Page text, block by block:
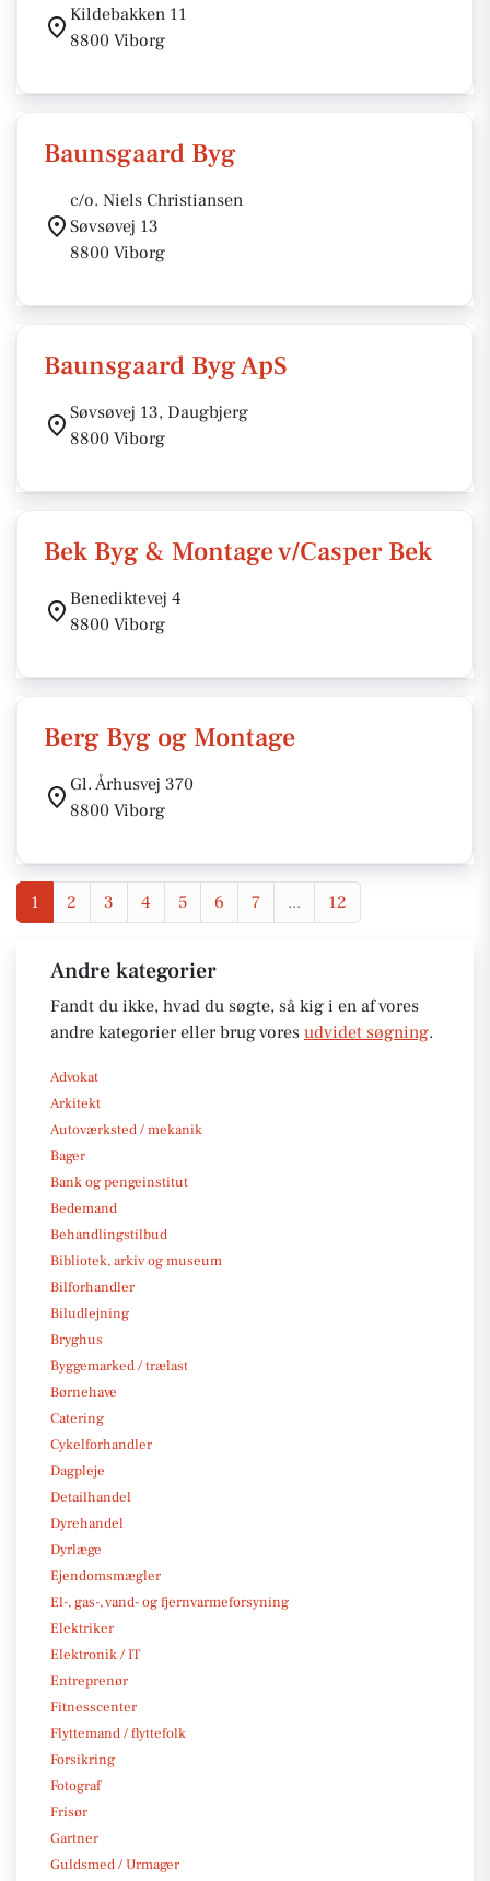
Kildebakken 11
8800 Viborg
Baunsgaard Byg
c/o. Niels Christiansen
Søvsøvej 13
8800 Viborg
Baunsgaard Byg ApS
Søvsøvej 13, Daugbjerg
8800 Viborg
Bek Byg & Montage v/Casper Bek
Benediktevej 4
8800 Viborg
Berg Byg og Montage
Gl. Århusvej 370
8800 Viborg
1 2 3 4 5 6 7 ... 12
Andre kategorier
Fandt du ikke, hvad du søgte, så kig i en af vores
andre kategorier eller brug vores udvidet søgning.
Advokat
Arkitekt
Autoværksted / mekanik
Bager
Bank og pengeinstitut
Bedemand
Behandlingstilbud
Bibliotek, arkiv og museum
Bilforhandler
Biludlejning
Bryghus
Byggemarked / trælast
Børnehave
Catering
Cykelforhandler
Dagpleje
Detailhandel
Dyrehandel
Dyrlæge
Ejendomsmægler
El-, gas-, vand- og fjernvarmeforsyning
Elektriker
Elektronik / IT
Entreprenør
Fitnesscenter
Flyttemand / flyttefolk
Forsikring
Fotograf
Frisør
Gartner
Guldsmed / Urmager